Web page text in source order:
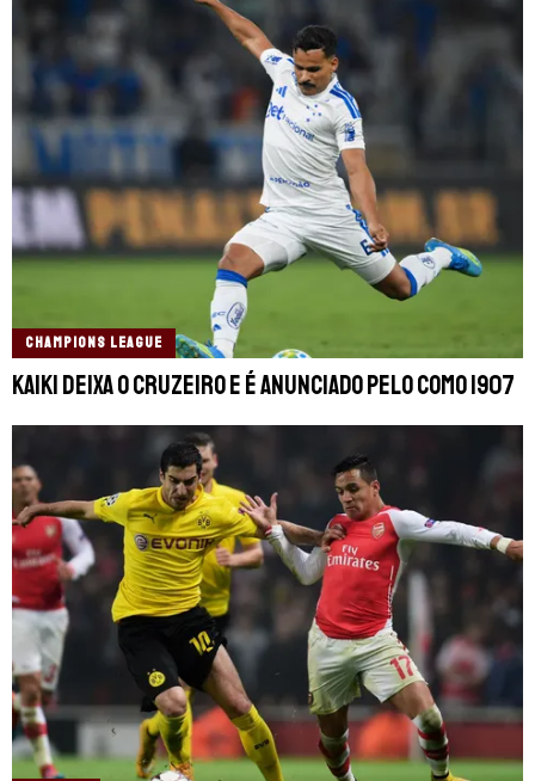
CHAMPIONS LEAGUE
Kaiki deixa o Cruzeiro e é anunciado pelo Como 1907